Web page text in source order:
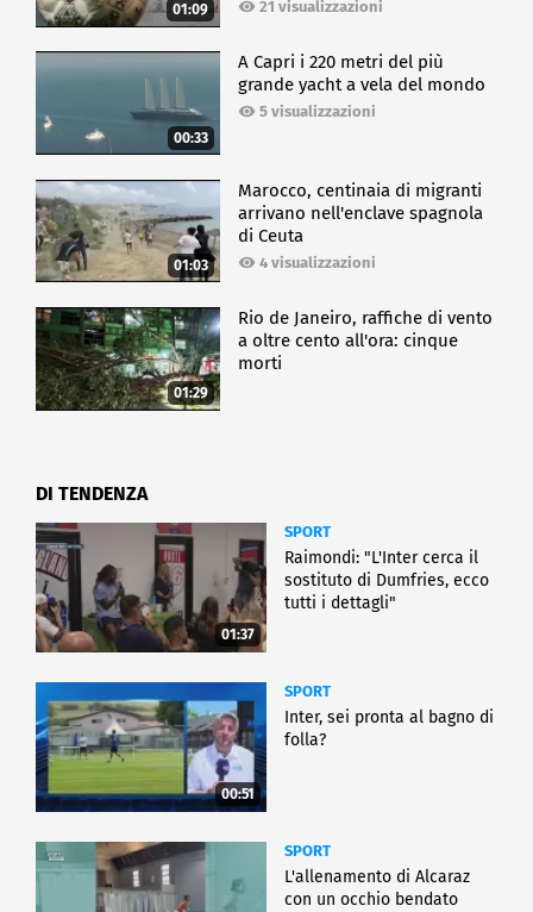
01:09 21 visualizzazioni
00:33
A Capri i 220 metri del più
grande yacht a vela del mondo
5 visualizzazioni
01:03
Marocco, centinaia di migranti
arrivano nell'enclave spagnola
di Ceuta
4 visualizzazioni
01:29
Rio de Janeiro, raffiche di vento
a oltre cento all'ora: cinque
morti
DI TENDENZA
01:37
SPORT
Raimondi: "L'Inter cerca il
sostituto di Dumfries, ecco
tutti i dettagli"
00:51
SPORT
Inter, sei pronta al bagno di
folla?
SPORT
L'allenamento di Alcaraz
con un occhio bendato